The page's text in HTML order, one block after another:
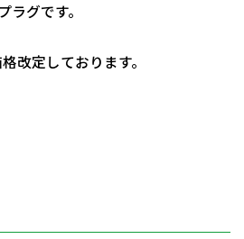
グです。
改定しております。